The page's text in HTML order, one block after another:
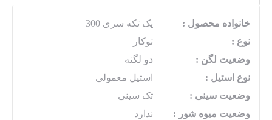
خانواده محصول :
یک تکه سری 300
نوع :
توکار
وضعیت لگن :
دو لگنه
نوع استیل :
استیل معمولی
وضعیت سینی :
تک سینی
وضعیت میوه شور :
ندارد